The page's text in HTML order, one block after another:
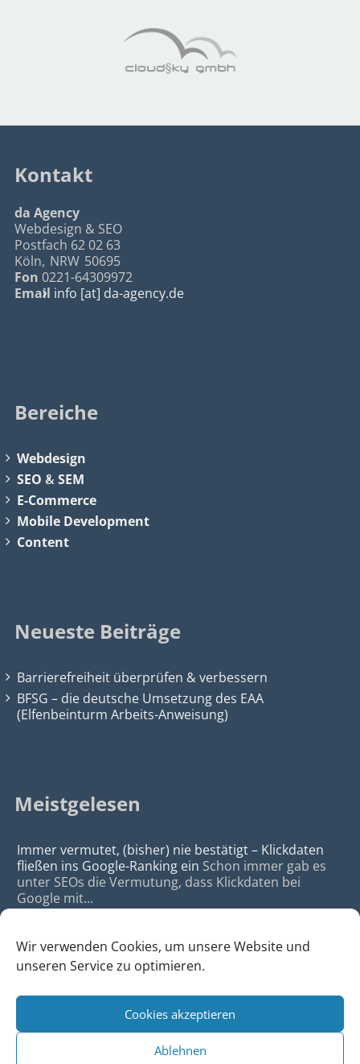
Wir verwenden Cookies, um unsere Website und
unseren Service zu optimieren.
Cookies akzeptieren
Ablehnen
Kontakt
da Agency
Webdesign & SEO
Postfach 62 02 63
Köln, NRW 50695
Fon 0221-64309972
Email info [at] da-agency.de
Bereiche
Webdesign
SEO &SEM
E-Commerce
Mobile Development
Content
Neueste Beiträge
Barrierefreiheit überprüfen & verbessern
BFSG – die deutsche Umsetzung des EAA
(Elfenbeinturm Arbeits-Anweisung)
Meistgelesen
Immer vermutet, (bisher) nie bestätigt – Klickdaten
fließen ins Google-Ranking ein Schon immer gab es
unter SEOs die Vermutung, dass Klickdaten bei
Google mit...
da Agency - Webagentur für Webdesign & SEO, Köln